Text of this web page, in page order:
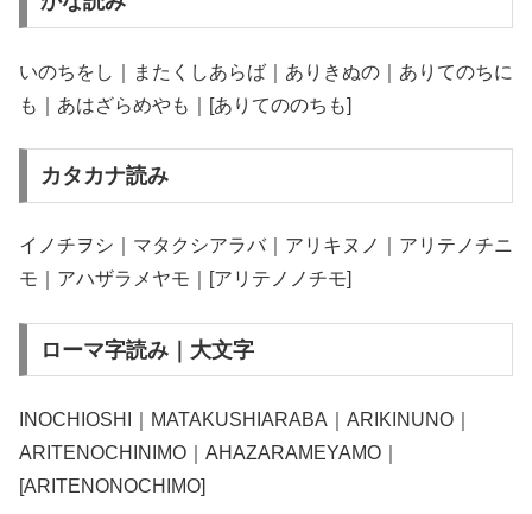
いのちをし｜またくしあらば｜ありきぬの｜ありてのちに
も｜あはざらめやも｜[ありてののちも]
カタカナ読み
イノチヲシ｜マタクシアラバ｜アリキヌノ｜アリテノチニ
モ｜アハザラメヤモ｜[アリテノノチモ]
ローマ字読み｜大文字
INOCHIOSHI｜MATAKUSHIARABA｜ARIKINUNO｜
ARITENOCHINIMO｜AHAZARAMEYAMO｜
[ARITENONOCHIMO]